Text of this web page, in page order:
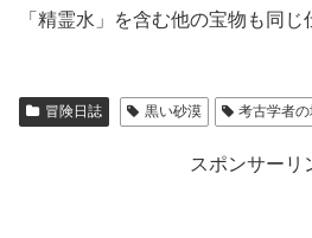
「精霊水」を含む他の宝物も同じ
冒険日誌 黒い砂漠 考古学者の
スポンサーリ